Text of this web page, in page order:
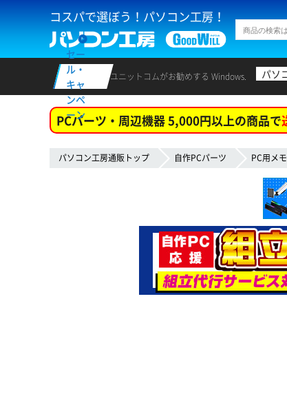
コスパで選ぼう！パソコン工房！
セー
ル・
キャ
ンペ
ーン
ユニットコムがお勧めする Windows. パソ
PCパーツ・周辺機器 5,000円以上の商品で
パソコン工房通販トップ 自作PCパーツ PC用メ